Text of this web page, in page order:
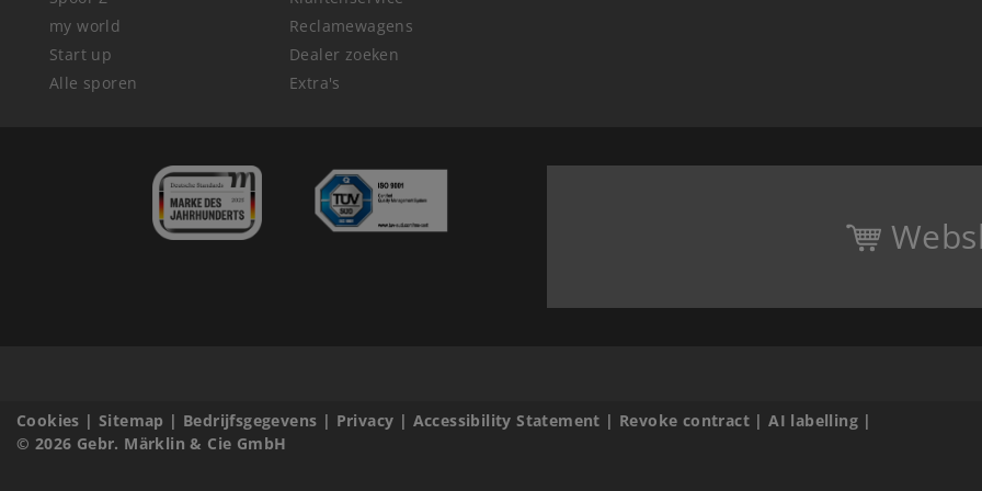
my world
Start up
Alle sporen
Reclamewagens
Dealer zoeken
Extra's
Cookies |Sitemap | Bedrijfsgegevens | Privacy | Accessibility Statement | Revoke contract |AI labelling |
© 2026 Gebr. Märklin & Cie GmbH